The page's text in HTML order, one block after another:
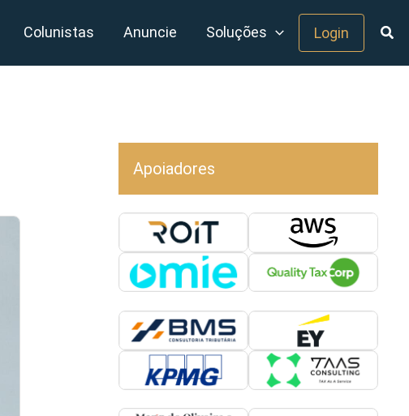
Colunistas Anuncie Soluções Login
Apoiadores